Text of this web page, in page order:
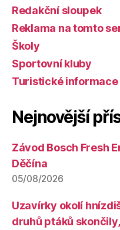
Redakční sloupek
Reklama na tomto
Školy
Sportovní kluby
Turistické informace
Nejnovější
Závod Bosch Fresh
Děčína
05/08/2026
Uzavírky okolí
druhů ptáků